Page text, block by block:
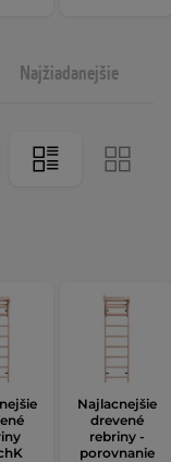
Najžiadanejšie
Najlacnejšie
drevené
rebriny -
porovnanie